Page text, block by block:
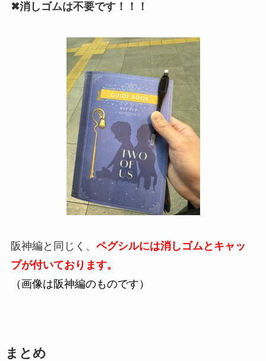
✖消しゴムは不要です！！！
阪神編と同じく、 ペグシルには消しゴムとキャッ
プが付いております。
（画像は阪神編のものです）
まとめ